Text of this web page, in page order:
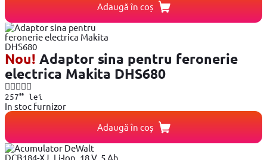
Adaugă în coș
Nou! Adaptor sina pentru feronerie
electrica Makita DHS680
25799lei
In stoc furnizor
Adaugă în coș